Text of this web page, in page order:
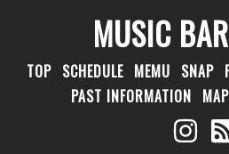
MUSIC
TOP SCHEDULE MEMU SNAP
PAST INFORMATION MAP